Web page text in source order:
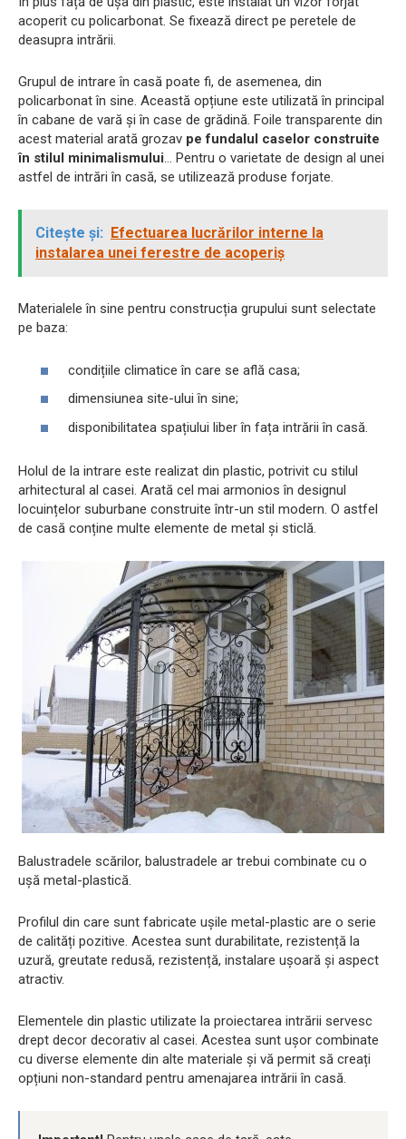
acoperit cu policarbonat. Se fixează direct pe peretele de
deasupra intrării.
Grupul de intrare în casă poate fi, de asemenea, din
policarbonat în sine. Această opțiune este utilizată în principal
în cabane de vară și în case de grădină. Foile transparente din
acest material arată grozav pe fundalul caselor construite
în stilul minimalismului... Pentru o varietate de design al unei
astfel de intrări în casă, se utilizează produse forjate.
Citește și: Efectuarea lucrărilor interne la
instalarea unei ferestre de acoperiș
Materialele în sine pentru construcția grupului sunt selectate
pe baza:
condițiile climatice în care se află casa;
dimensiunea site-ului în sine;
disponibilitatea spațiului liber în fața intrării în casă.
Holul de la intrare este realizat din plastic, potrivit cu stilul
arhitectural al casei. Arată cel mai armonios în designul
locuințelor suburbane construite într-un stil modern. O astfel
de casă conține multe elemente de metal și sticlă.
Balustradele scărilor, balustradele ar trebui combinate cu o
ușă metal-plastică.
Profilul din care sunt fabricate ușile metal-plastic are o serie
de calități pozitive. Acestea sunt durabilitate, rezistență la
uzură, greutate redusă, rezistență, instalare ușoară și aspect
atractiv.
Elementele din plastic utilizate la proiectarea intrării servesc
drept decor decorativ al casei. Acestea sunt ușor combinate
cu diverse elemente din alte materiale și vă permit să creați
opțiuni non-standard pentru amenajarea intrării în casă.